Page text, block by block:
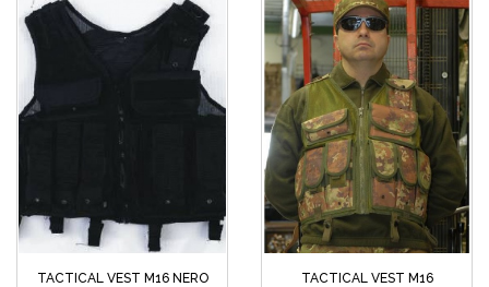
TACTICAL VEST M16 NERO
TACTICAL VEST M16